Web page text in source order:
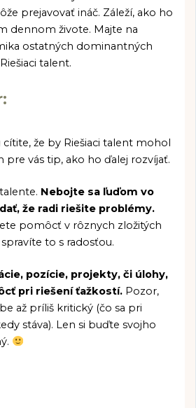
prejavovať ináč. Záleží, ako ho
dennom živote. Majte na
ostatných dominantných
talent.
že by Riešiaci talent mohol
pre vás tip, ako ho ďalej rozvíjať.
Nebojte sa ľuďom vo
že radi riešite problémy.
pomôcť v rôznych zložitých
to s radosťou.
pozície, projekty, či úlohy,
pri riešení ťažkostí. Pozor,
až príliš kritický (čo sa pri
stáva). Len si buďte svojho